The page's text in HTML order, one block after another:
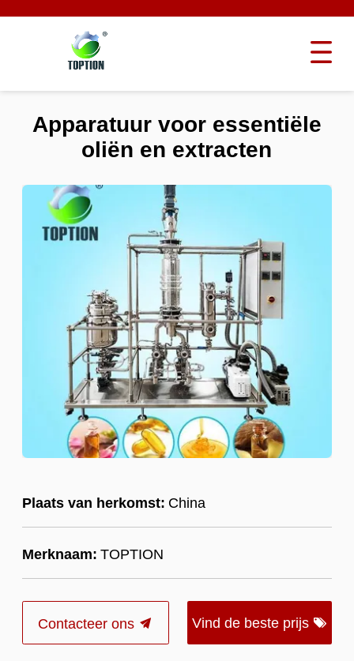
Plaats van herkomst: China
Merknaam: TOPTION
Contacteer ons Vind de beste prijs
Apparatuur voor essentiële
oliën en extracten